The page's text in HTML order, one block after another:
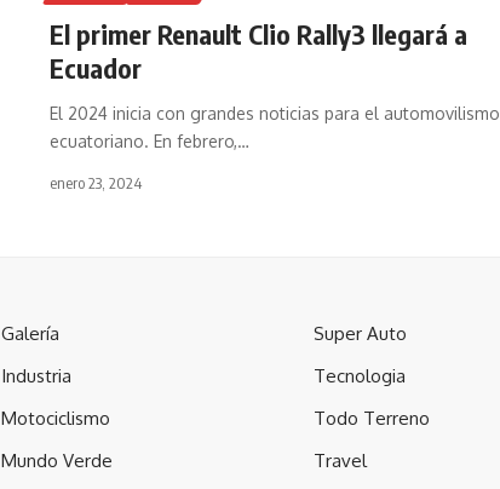
El primer Renault Clio Rally3 llegará a
Ecuador
El 2024 inicia con grandes noticias para el automovilismo
ecuatoriano. En febrero,…
enero 23, 2024
Galería
Industria
Motociclismo
Mundo Verde
Super Auto
Tecnologia
Todo Terreno
Travel